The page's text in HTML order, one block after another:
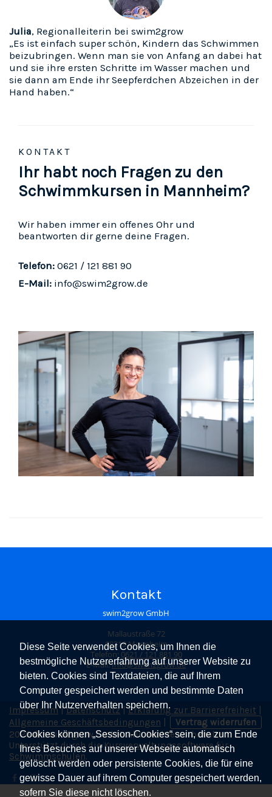
Diese Seite verwendet Cookies, um Ihnen die
bestmögliche Nutzererfahrung auf unserer Website zu
bieten. Cookies sind Textdateien, die auf Ihrem
Computer gespeichert werden und bestimmte Daten
über Ihr Nutzerverhalten speichern.
Cookies können „Session-Cookies“ sein, die zum Ende
Ihres Besuches auf unserer Webseite automatisch
gelöscht werden oder persistente Cookies, die für eine
gewisse Dauer auf ihrem Computer gespeichert werden,
sofern Sie diese nicht löschen.
Julia, Regionalleiterin bei swim2grow
„Es ist einfach super schön, Kindern das Schwimmen
beizubringen. Wenn man sie von Anfang an dabei hat
und sie ihre ersten Schritte im Wasser machen und
sie dann am Ende ihr Seepferdchen Abzeichen in der
Hand haben.“
KONTAKT
Ihr habt noch Fragen zu den
Schwimmkursen in Mannheim?
Wir haben immer ein offenes Ohr und
beantworten dir gerne deine Fragen.
Telefon: 0621 / 121 881 90
E-Mail: info@swim2grow.de
Kontakt
swim2grow GmbH
Mallaustraße 72
68219 Mannheim
Telefon: 0621 / 121 881 90
E-Mail:Info@swim2grow.de
Impressum|Datenschutz|Erklärung zur Barrierefreiheit
Allgemeine Geschäftsbedingungen
Vertrag widerrufen
2026 © swim2grow GmbH. Alle Rechte vorbehalten.
Unterstützt durch die Kursverwaltungssoftware für
Schwimmschulen.